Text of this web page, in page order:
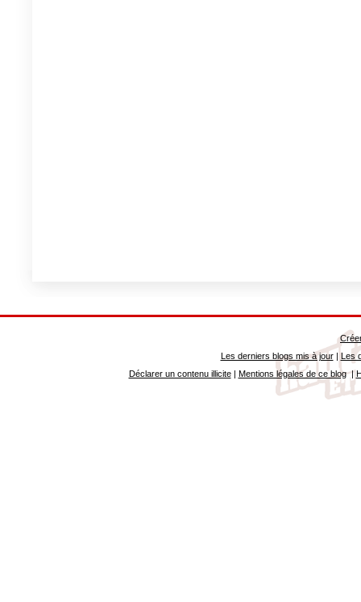
Les derniers blogs mis à jour| Les
Déclarer un contenu illicite| Mentions légales de ce blog|